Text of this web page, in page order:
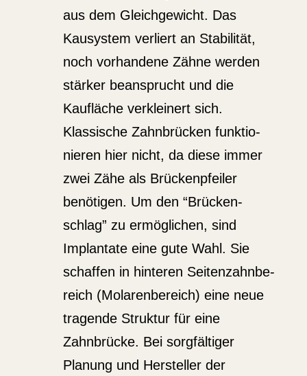
aus dem Gleich­ge­wicht. Das
Kausystem verliert an Stabi­lität,
noch vorhandene Zähne werden
stärker beansprucht und die
Kaufläche verkleinert sich.
Klassische Zahnbrücken funktio­
nieren hier nicht, da diese immer
zwei Zähe als Brücken­pfeiler
benötigen. Um den “Brücken­
schlag” zu ermög­lichen, sind
Implantate eine gute Wahl. Sie
schaffen in hinteren Seiten­zahn­be­
reich (Molaren­be­reich) eine neue
tragende Struktur für eine
Zahnbrücke. Bei sorgfäl­tiger
Planung und Hersteller der